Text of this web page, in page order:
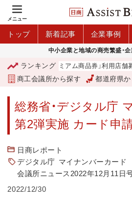
メニュー
トップ 新着記事 企業事例
中小企業と地域の商売繁盛・企
ランキング
「青森市プレミアム商品券」利用店舗
商工会議所から探す 都道府県
総務省・デジタル庁
第2弾実施 カード申
日商レポート
デジタル庁 マイナンバーカード
会議所ニュース2022年12月11日
2022/12/30